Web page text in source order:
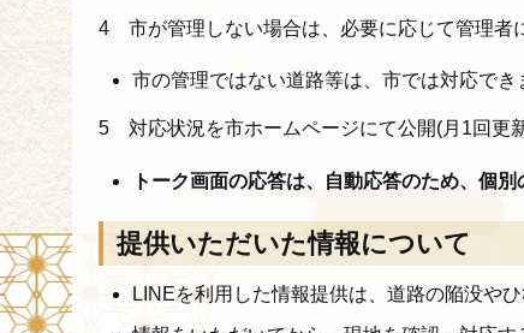
4 市が管理しない場合は、必要に応じて管理者
市の管理ではない道路等は、市では対応でき
5 対応状況を市ホームページにて公開(月1回更
トーク画面の応答は、自動応答のため、個別
提供いただいた情報について
LINEを利用した情報提供は、道路の陥没や